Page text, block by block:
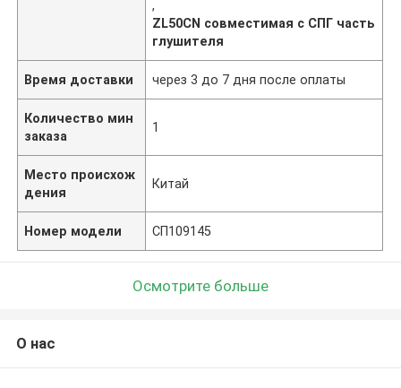
,
ZL50CN совместимая с СПГ часть
глушителя
Время доставки через 3 до 7 дня после оплаты
Количество мин
заказа
1
Место происхож
дения
Китай
Номер модели СП109145
Осмотрите больше
О нас